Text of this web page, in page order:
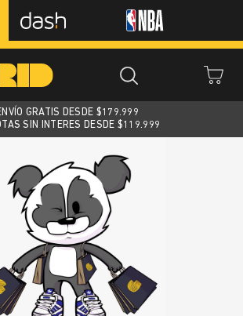
GRATIS DESDE $179.999
SIN INTERES DESDE $119.999